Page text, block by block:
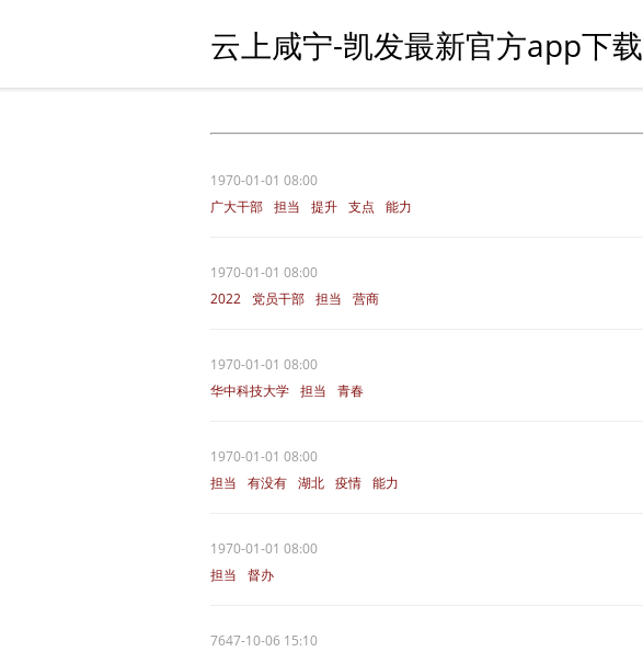
云上咸宁-凯发最新官方app下载
1970-01-01 08:00
广大干部 担当 提升 支点 能力
1970-01-01 08:00
2022 党员干部 担当
营商
1970-01-01 08:00
华中科技大学 担当 青春
1970-01-01 08:00
担当
有没有 湖北 疫情 能力
1970-01-01 08:00
担当
督办
7647-10-06 15:10